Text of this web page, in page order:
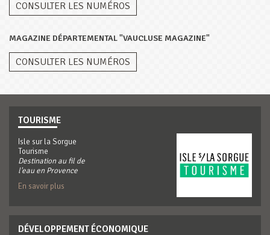
CONSULTER LES NUMÉROS
MAGAZINE DÉPARTEMENTAL "VAUCLUSE MAGAZINE"
CONSULTER LES NUMÉROS
TOURISME
Isle sur la Sorgue
Tourisme
Destination au fil de
l'eau en Provence
En savoir plus
DÉVELOPPEMENT ÉCONOMIQUE